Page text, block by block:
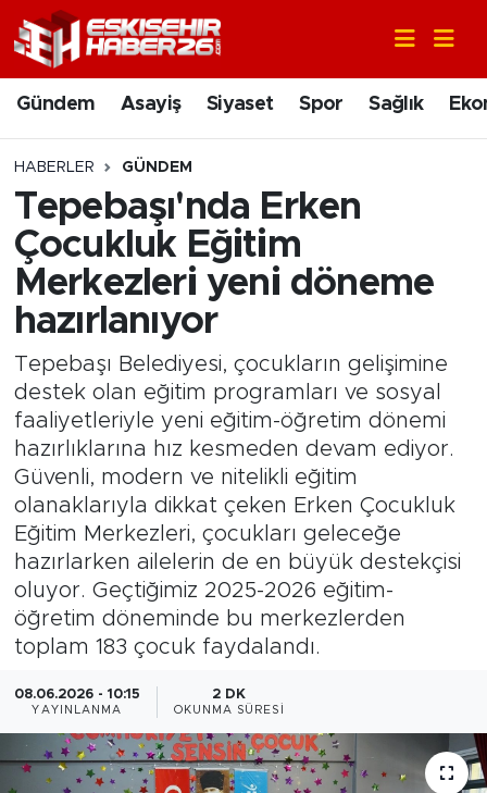
Gündem Asayiş Siyaset Spor Sağlık
HABERLER GÜNDEM
Tepebaşı'nda Erken
Çocukluk Eğitim
Merkezleri yeni döneme
hazırlanıyor
Tepebaşı Belediyesi, çocukların gelişimine
destek olan eğitim programları ve sosyal
faaliyetleriyle yeni eğitim-öğretim dönemi
hazırlıklarına hız kesmeden devam ediyor.
Güvenli, modern ve nitelikli eğitim
olanaklarıyla dikkat çeken Erken Çocukluk
Eğitim Merkezleri, çocukları geleceğe
hazırlarken ailelerin de en büyük destekçisi
oluyor. Geçtiğimiz 2025-2026 eğitim-
öğretim döneminde bu merkezlerden
toplam 183 çocuk faydalandı.
08.06.2026 - 10:15
YAYINLANMA
2 DK
OKUNMA SÜRESI
Gündem
Asayiş
Siyaset
Spor
Sağlık
Ekonomi
Eğitim
Sanat
Bölge
Teknoloji
Magazin
Dünya
Sektör
Nöbetçi Eczaneler
Hava Durumu
Trafik Durumu
Süper Lig Puan Durumu ve Fikstür
Tüm Manşetler
Son Dakika Haberleri
Haber Arşivi